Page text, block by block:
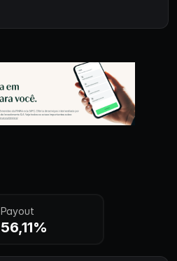
Payout
56,11%